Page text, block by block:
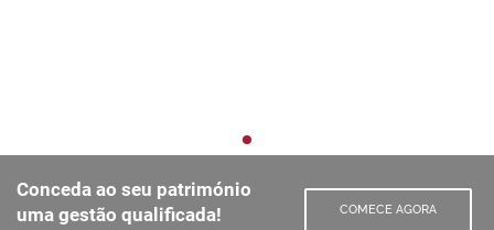
Conceda ao seu património
uma gestão qualificada!
COMECE AGORA